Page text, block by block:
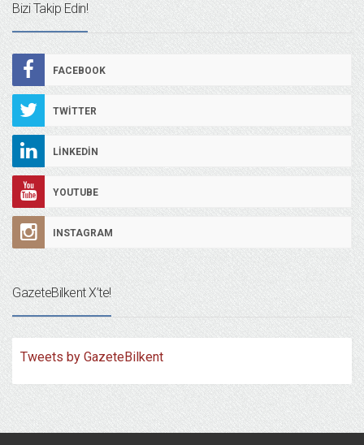
Bizi Takip Edin!
FACEBOOK
TWITTER
LINKEDIN
YOUTUBE
INSTAGRAM
GazeteBilkent X’te!
Tweets by GazeteBilkent